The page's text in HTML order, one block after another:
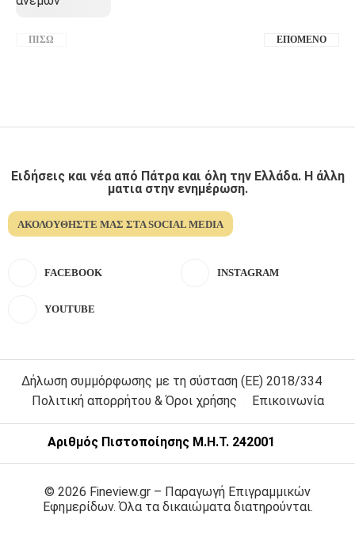
ΠΊΣΩ ΕΠΌΜΕΝΟ
Ειδήσεις και νέα από Πάτρα και όλη την Ελλάδα. Η άλλη
ματια στην ενημέρωση.
ΑΚΟΛΟΥΘΉΣΤΕ ΜΑΣ ΣΤΑ SOCIAL MEDIA
FACEBOOK INSTAGRAM
YOUTUBE
Δήλωση συμμόρφωσης με τη σύσταση (ΕΕ) 2018/334
Πολιτική απορρήτου & Όροι χρήσης
Επικοινωνία
Αριθμός Πιστοποίησης Μ.Η.Τ. 242001
© 2026 Fineview.gr – Παραγωγή Επιγραμμικών
Εφημερίδων. Όλα τα δικαιώματα διατηρούνται.